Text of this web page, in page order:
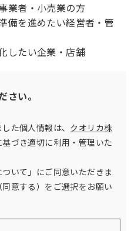
業者・小売業の方
備を進めたい経営者・管
したい企業・店舗
さい。
た個人情報は、 クオリカ株
基づき適切に利用・管理いた
いて」にご同意いただきま
意する）をご選択をお願い